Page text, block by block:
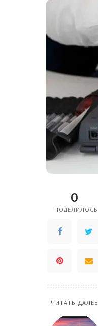
0
ПОДЕЛИЛОСЬ
ЧИТАТЬ ДАЛЕЕ